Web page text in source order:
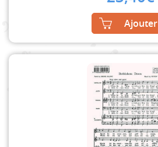
Ajouter